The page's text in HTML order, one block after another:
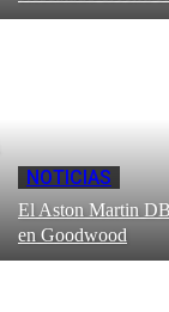
NOTICIAS
El Aston Martin
en Goodwood